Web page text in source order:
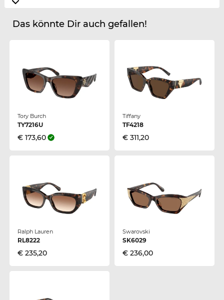
Das könnte Dir auch gefallen!
Tory Burch
TY7216U
€ 173,60
Tiffany
TF4218
€ 311,20
Ralph Lauren
RL8222
€ 235,20
Swarovski
SK6029
€ 236,00